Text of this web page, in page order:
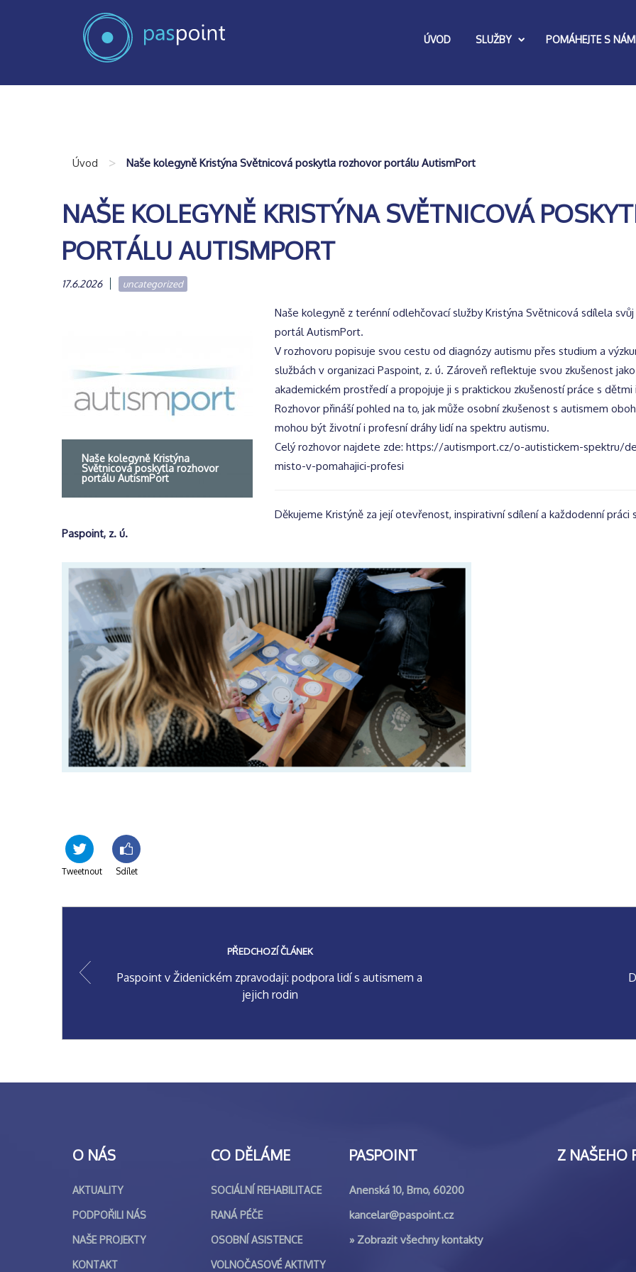
ÚVOD SLUŽBY POMÁHEJTE S
Úvod > Naše kolegyně Kristýna Světnicová poskytla rozhovor portálu AutismPort
NAŠE KOLEGYNĚ KRISTÝNA SVĚTNICOVÁ
PORTÁLU AUTISMPORT
17.6.2026 uncategorized
Naše kolegyně Kristýna
Světnicová poskytla rozhovor
portálu AutismPort
Naše kolegyně z terénní odlehčovací služby Kristýna Světnicová sdílela
portál AutismPort.
V rozhovoru popisuje svou cestu od diagnózy autismu přes studium a
službách v organizaci Paspoint, z. ú. Zároveň reflektuje svou zkušenost
akademickém prostředí a propojuje ji s praktickou zkušeností práce s
Rozhovor přináší pohled na to, jak může osobní zkušenost s autismem
mohou být životní i profesní dráhy lidí na spektru autismu.
Celý rozhovor najdete zde: https://autismport.cz/o-autistickem-spektru/
misto-v-pomahajici-profesi
Děkujeme Kristýně za její otevřenost, inspirativní sdílení a každodenní práci
Paspoint, z. ú.
Tweetnout Sdílet
PŘEDCHOZÍ ČLÁNEK
Paspoint v Židenickém zpravodaji: podpora lidí s autismem a
jejich rodin
O NÁS
AKTUALITY
PODPOŘILI NÁS
NAŠE PROJEKTY
KONTAKT
CO DĚLÁME
SOCIÁLNÍ REHABILITACE
RANÁ PÉČE
OSOBNÍ ASISTENCE
VOLNOČASOVÉ AKTIVITY
PASPOINT
Anenská 10, Brno, 60200
kancelar@paspoint.cz
» Zobrazit všechny kontakty
Z NAŠEHO